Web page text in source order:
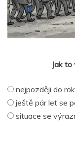
Jak
nejpozději do
ještě pár let se
situace se